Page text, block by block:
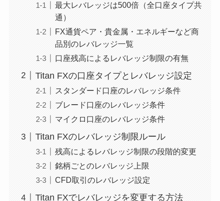
最大レバレッジは500倍（全口座タイプ共
通）
FX通貨ペア・貴金属・エネルギーなど商
品別のレバレッジ一覧
口座残高によるレバレッジ制限の有無
Titan FXの口座タイプとレバレッジ設定
スタンダード口座のレバレッジ条件
ブレード口座のレバレッジ条件
マイクロ口座のレバレッジ条件
Titan FXのレバレッジ制限ルール
残高によるレバレッジ制限の段階的変更
銘柄ごとのレバレッジ上限
CFD取引のレバレッジ設定
Titan FXでレバレッジを変更する方法